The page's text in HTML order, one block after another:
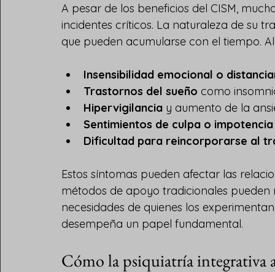
A pesar de los beneficios del CISM,
incidentes críticos. La naturaleza de su
que pueden acumularse con el tiempo.
Insensibilidad emocional o
Trastornos del sueño como
Hipervigilancia y aumento de la
Sentimientos de culpa o impotencia
Dificultad para reincorporarse al
Estos síntomas pueden afectar las
métodos de apoyo tradicionales
necesidades de quienes los
desempeña un papel fundamental.
Cómo la psiquiatría integrativa